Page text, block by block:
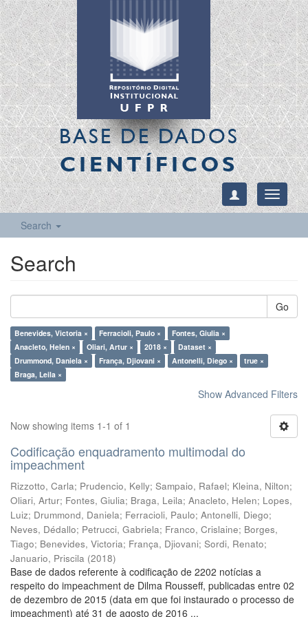
BASE DE DADOS
CIENTÍFICOS
Toggle
Search
Search
Go
Benevides, Victoria × Ferracioli, Paulo ×
Fontes, Giulia ×
Anacleto, Helen ×
Oliari, Artur × 2018 ×
Dataset ×
Drummond, Daniela ×
França, Djiovani × Antonelli, Diego ×
true ×
Braga, Leila ×
Show Advanced Filters
Now showing items 1-1 of 1
Codificação enquadramento multimodal do
impeachment
Rizzotto, Carla; Prudencio, Kelly; Sampaio, Rafael; Kleina, Nilton;
Oliari, Artur; Fontes, Giulia; Braga, Leila; Anacleto, Helen; Lopes,
Luiz; Drummond, Daniela; Ferracioli, Paulo; Antonelli, Diego;
Neves, Dédallo; Petrucci, Gabriela; Franco, Crislaine; Borges,
Tiago; Benevides, Victoria; França, Djiovani; Sordi, Renato;
Januario, Priscila (2018)
Base de dados referente à codificação de 2202 notícias a
respeito do impeachment de Dilma Rousseff, publicadas entre 02
de dezembro de 2015 (data em que foi instaurado o processo de
impeachment) até 31 de agosto de 2016 ...